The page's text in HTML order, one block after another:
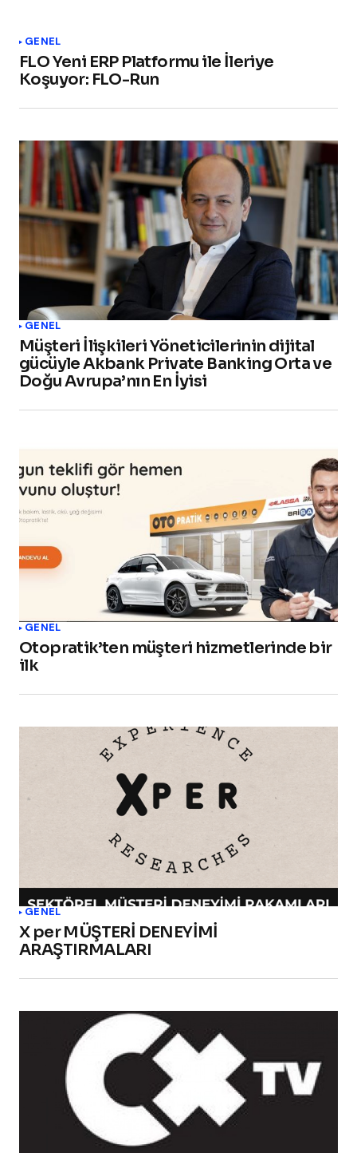
GENEL
FLO Yeni ERP Platformu ile İleriye
Koşuyor: FLO-Run
GENEL
Müşteri İlişkileri Yöneticilerinin dijital
gücüyle Akbank Private Banking Orta ve
Doğu Avrupa’nın En İyisi
GENEL
Otopratik’ten müşteri hizmetlerinde bir
ilk
GENEL
X per MÜŞTERİ DENEYİMİ
ARAŞTIRMALARI